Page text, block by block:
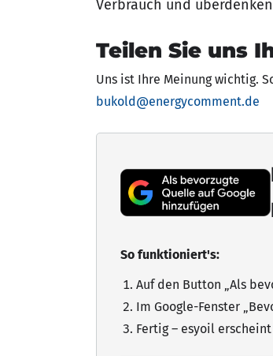
Verbrauch und
Teilen Sie uns
Uns ist Ihre Meinung wichtig.
bukold@energycomment.de
So funktioniert's:
Auf den Button „Als
Im Google-Fenster
Fertig – esyoil